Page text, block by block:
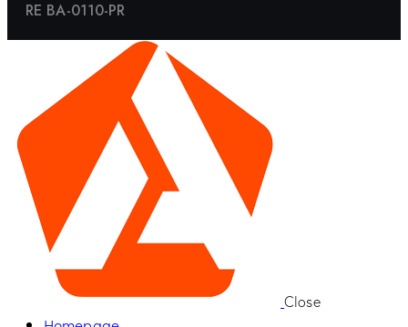
RE BA-0110-PR
Close